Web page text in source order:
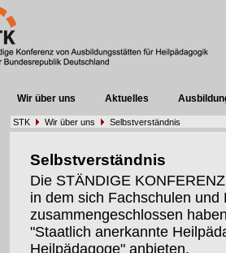
Wir über uns Aktuelles
STK Wir über uns Selbstverständnis
Selbstverständnis
Die STÄNDIGE
in dem sich Fachschulen und
zusammengeschlossen
"Staatlich anerkannte
Heilpädagoge" anbieten.